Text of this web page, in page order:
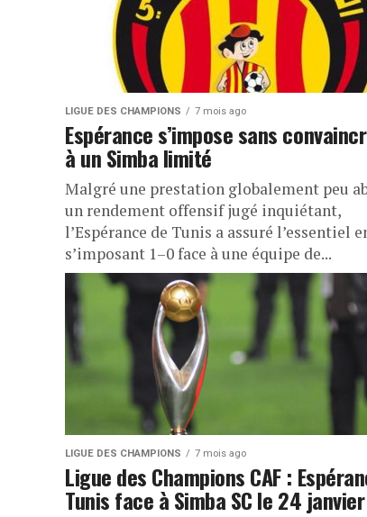
LIGUE DES CHAMPIONS 7 mois ago
Espérance s’impose sans
à un Simba limité
Malgré une prestation globalement peu
un rendement offensif jugé inquiétant,
l’Espérance de Tunis a assuré l’essentiel
s’imposant 1–0 face à une équipe de...
LIGUE DES CHAMPIONS 7 mois ago
Ligue des Champions CAF :
Tunis face à Simba SC le 24 janvier